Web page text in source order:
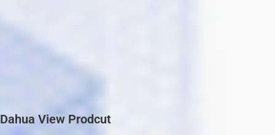
Dahua View Prodcut